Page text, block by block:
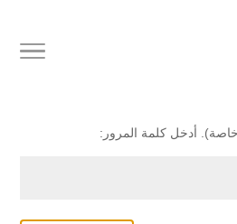
أدخل كلمة المرور: